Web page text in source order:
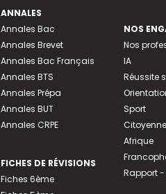
ANNALES
Annales Bac
Annales Brevet
Annales Bac Français
Annales BTS
Annales Prépa
Annales BUT
Annales CRPE
FICHES DE RÉVISIONS
Fiches 6ème
NOS
Nos
IA
Réussite
Sport
Afrique
Rapport -